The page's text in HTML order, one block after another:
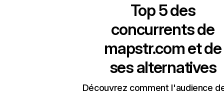
Top 5 des
concurrents de
mapstr.com et de
ses alternatives
Découvrez comment l'audience